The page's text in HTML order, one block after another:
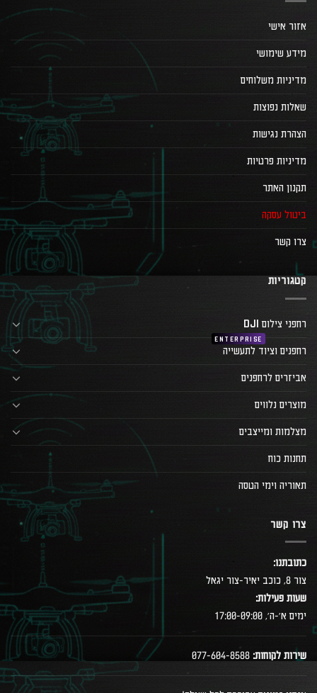
אזור אישי
מידע שימושי
מדיניות משלוחים
שאלות נפוצות
הצהרת נגישות
מדיניות פרטיות
תקנון האתר
ביטול עסקה
צרו קשר
קטגוריות
רחפני צילום DJI
רחפנים וציוד לתעשייה
אביזרים לרחפנים
מוצרים נלווים
מצלמות ומייצבים
תחנות כוח
תאוריה וימי הטסה
צרו קשר
כתובתנו:
צור 8, כוכב יאיר-צור יגאל
שעות פעילות:
ימים א׳-ה׳, 17:00-09:00
שירות לקוחות: